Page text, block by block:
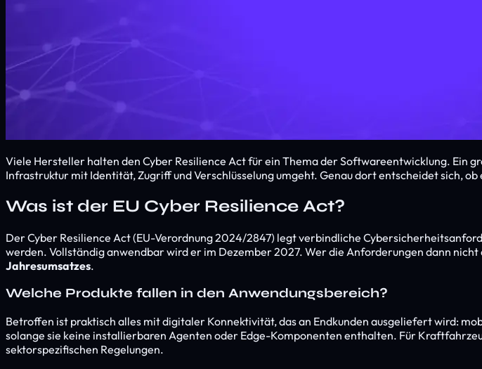
Viele Hersteller halten den Cyber Resilience Act für ein Thema der Softwareentwicklung. Ein
Infrastruktur mit Identität, Zugriff und Verschlüsselung umgeht. Genau dort entscheidet sich,
Was ist der EU Cyber Resilience Act?
Der Cyber Resilience Act (EU-Verordnung 2024/2847) legt verbindliche
werden. Vollständig anwendbar wird er im Dezember 2027. Wer die Anforderungen dann
Jahresumsatzes.
Welche Produkte fallen in den Anwendungsbereich?
Betroffen ist praktisch alles mit digitaler Konnektivität, das an Endkunden ausgeliefert wird:
solange sie keine installierbaren Agenten oder Edge-Komponenten enthalten. Für
sektorspezifischen Regelungen.